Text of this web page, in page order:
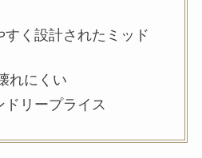
すく設計されたミッド
れにくい
リープライス